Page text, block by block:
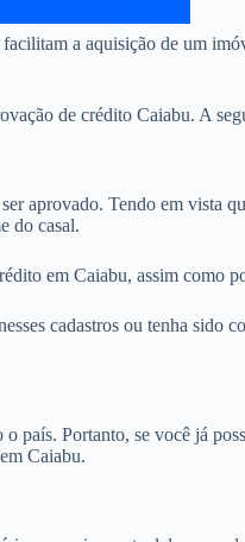
a aquisição de um
de crédito Caiabu. A
aprovado. Tendo em vista
do casal.
em Caiabu, assim como
cadastros ou tenha
país. Portanto, se você já
Caiabu.